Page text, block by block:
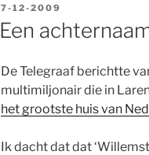
GEPLAATST
7-12-2009
Een
De Telegraaf berichtte
multimiljonair die in
het grootste huis van
Ik dacht dat dat